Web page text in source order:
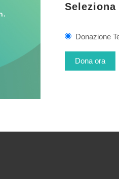
Donazione